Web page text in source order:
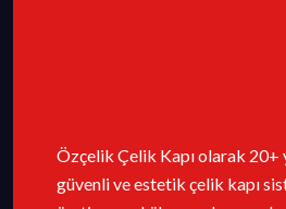
Özçelik Çelik Kapı olarak 20+
güvenli ve estetik çelik kapı